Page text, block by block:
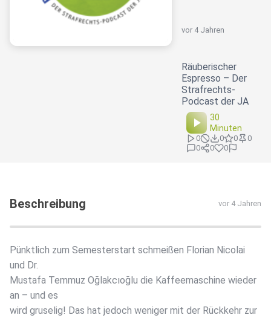
vor 4 Jahren
Räuberischer
Espresso – Der
Strafrechts-
Podcast der JA
30
Minuten
0 0 0
0
0
0 0
Beschreibung vor 4 Jahren
Pünktlich zum Semesterstart schmeißen Florian Nicolai
und Dr.
Mustafa Temmuz Oğlakcıoğlu die Kaffeemaschine wieder
an – und es
wird gruselig! Das hat jedoch weniger mit der Rückkehr zur